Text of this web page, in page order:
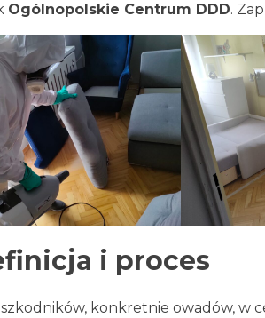
Ogólnopolskie Centrum DDD.
i proces
konkretnie owadów, w